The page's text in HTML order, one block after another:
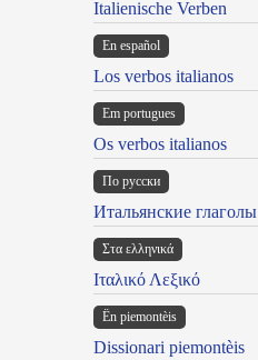
Italienische Verben
En español
Los verbos italianos
Em portugues
Os verbos italianos
По русски
Итальянские глаголы
Στα ελληνικά
Ιταλικό Λεξικό
Ën piemontèis
Dissionari piemontèis